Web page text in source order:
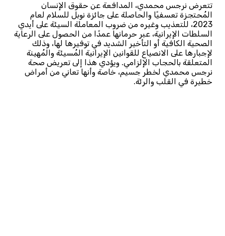
تتعرض نرجس محمدي، المدافعة عن حقوق الإنسان
المُحتجزة تعسفيًا والحاصلة على جائزة نوبل للسلام لعام
2023، للتعذيب وغيره من ضروب المعاملة السيئة على أيدي
السلطات الإيرانية، عبر حرمانها عمدًا من الحصول على الرعاية
الصحية الكافية أو التأخير الشديد في توفيرها لها، وذلك
لإجبارها على الانصياع للقوانين الإيرانية المُسيئة والمُهينة
المتعلقة بالحجاب الإلزامي. ويؤدي هذا إلى تعريض صحة
نرجس محمدي لخطر جسيم، خاصة وأنها تعاني من أمراض
خطيرة في القلب والرئة.